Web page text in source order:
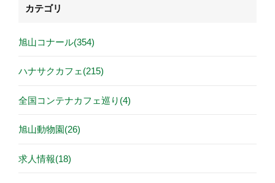
カテゴリ
旭山コナール(354)
ハナサクカフェ(215)
全国コンテナカフェ巡り(4)
旭山動物園(26)
求人情報(18)